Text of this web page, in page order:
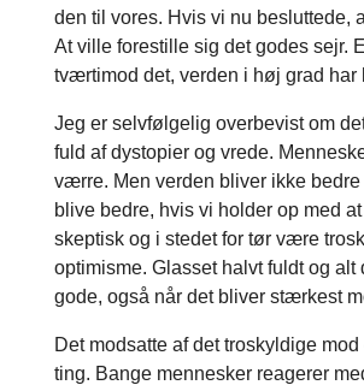
den til vores. Hvis vi nu besluttede,
At ville forestille sig det godes sejr.
tværtimod det, verden i høj grad har
Jeg er selvfølgelig overbevist om
fuld af dystopier og vrede.
værre. Men verden bliver ikke
blive bedre, hvis vi holder op med
skeptisk og i stedet for tør være
optimisme. Glasset halvt fuldt og
gode, også når det bliver stærkest
Det modsatte af det troskyldige
ting. Bange mennesker reagerer